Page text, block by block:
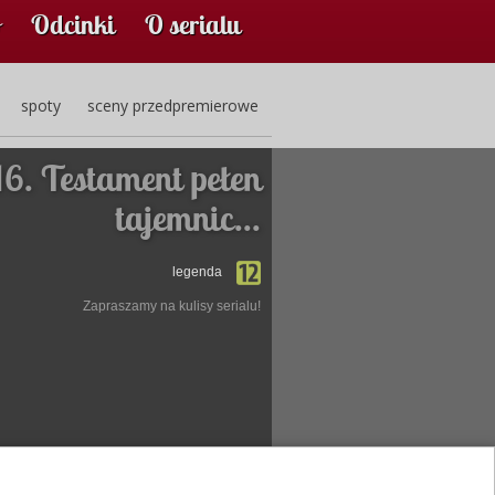
Odcinki O serialu
sceny przedpremierowe
spoty
Testament pełen
tajemnic...
legenda
Zapraszamy na kulisy serialu!